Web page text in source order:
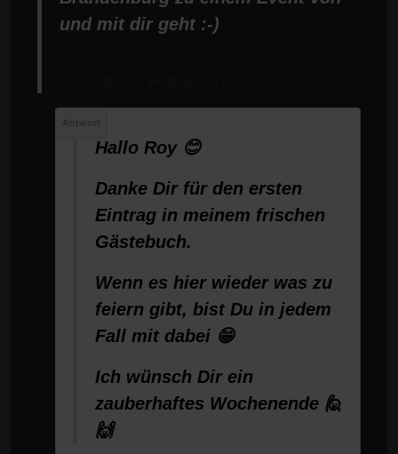
und mit dir geht :-)
Hallo Roy 😊
Danke Dir für den ersten
Eintrag in meinem frischen
Gästebuch.
Wenn es hier wieder was zu
feiern gibt, bist Du in jedem
Fall mit dabei 😁
Ich wünsch Dir ein
zauberhaftes Wochenende 🙋
🙌